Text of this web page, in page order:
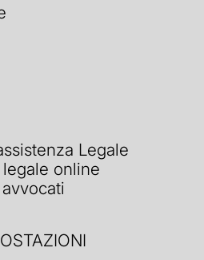
Legale
online